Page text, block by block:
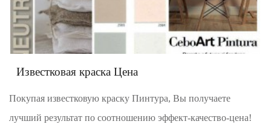
Известковая краска Цена
Покупая известковую краску Пинтура, Вы получаете
лучший результат по соотношению эффект-качество-цена!